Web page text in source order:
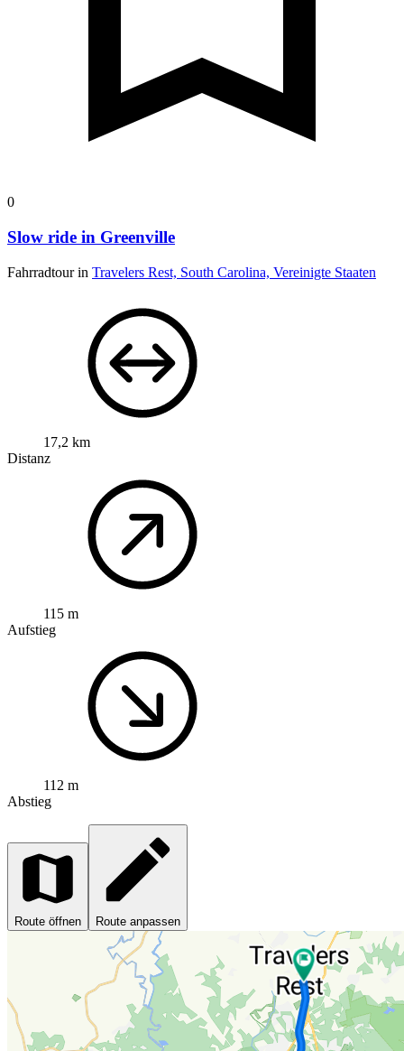
0
Slow ride in Greenville
Fahrradtour in Travelers Rest, South Carolina, Vereinigte Staaten
17,2 km
Distanz
115 m
Aufstieg
112 m
Abstieg
Route öffnen Route anpassen